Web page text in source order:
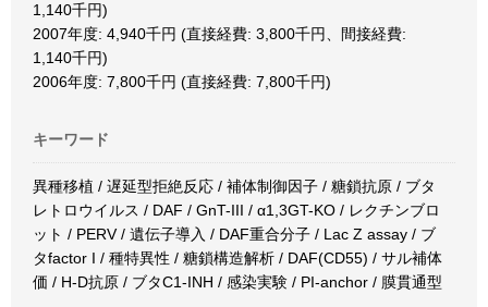
1,140千円)
2007年度: 4,940千円 (直接経費: 3,800千円、間接経費:
1,140千円)
2006年度: 7,800千円 (直接経費: 7,800千円)
キーワード
異種移植 / 遅延型拒絶反応 / 補体制御因子 / 糖鎖抗原 / ブタ
レトロウイルス / DAF / GnT-III / α1,3GT-KO / レクチンブロ
ット / PERV / 遺伝子導入 / DAF重合分子 / Lac Z assay / ブ
タfactor I / 種特異性 / 糖鎖構造解析 / DAF(CD55) / サル補体
価 / H-D抗原 / ブタC1-INH / 感染実験 / PI-anchor / 膜貫通型